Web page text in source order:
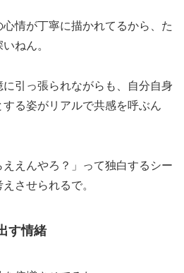
情が丁寧に描かれてるから、た
ねん。
引っ張られながらも、自分自身
る姿がリアルで共感を呼ぶん
ええんやろ？」って独白するシー
させられるで。
す情緒